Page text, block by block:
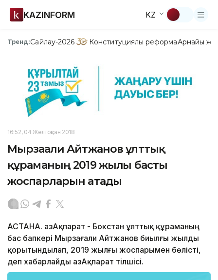
KAZINFORM KZ
Тренд:Сайлау-2026 Конституциялық реформаАрнайы
16:52, 04 Желтоқсан 2018
Мырзағали Айтжанов ұлттық
құраманың 2019 жылғы басты
жоспарларын атады
АСТАНА. ҚазАқпарат - Бокстан ұлттық құраманың
бас бапкері Мырзағали Айтжанов биылғы жылды
қорытындылап, 2019 жылғы жоспарымен бөлісті,
деп хабарлайды ҚазАқпарат тілшісі.